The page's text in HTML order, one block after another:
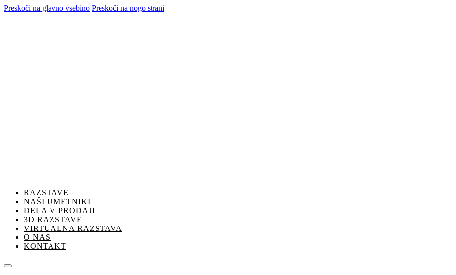
Preskoči na glavno vsebino Preskoči na nogo strani
RAZSTAVE
NAŠI UMETNIKI
DELA V PRODAJI
3D RAZSTAVE
VIRTUALNA RAZSTAVA
O NAS
KONTAKT